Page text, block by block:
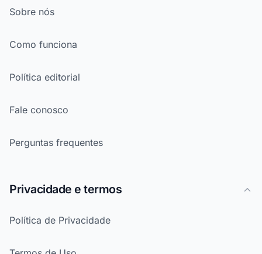
Sobre nós
Como funciona
Política editorial
Fale conosco
Perguntas frequentes
Privacidade e termos
Política de Privacidade